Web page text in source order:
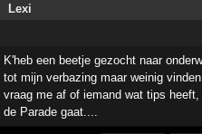
Lexi
K'heb een beetje gezocht naar
tot mijn verbazing maar weinig
vraag me af of iemand wat tips
de Parade gaat....